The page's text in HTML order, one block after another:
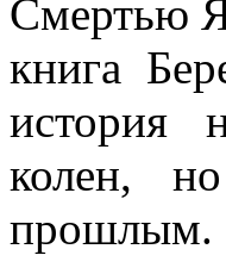
Смертью
книга
история
колен,
прошлым.